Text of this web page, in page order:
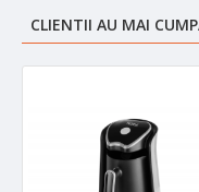
CLIENTII AU MAI